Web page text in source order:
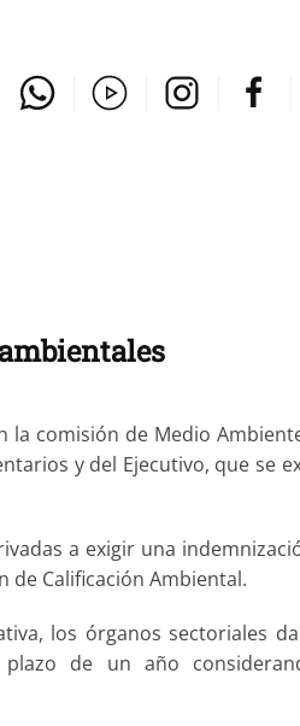
comisión de Medio
y del Ejecutivo, que se
a exigir una
de Calificación Ambiental.
los órganos sectoriales
de un año